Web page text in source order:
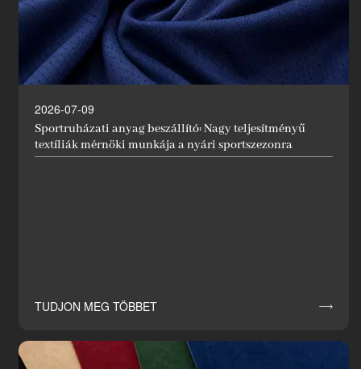
2026-07-09
Sportruházati anyag beszállító: Nagy teljesítményű
textíliák mérnöki munkája a nyári sportszezonra
TUDJON MEG TÖBBET 